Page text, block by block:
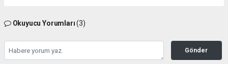
Okuyucu Yorumları(3)
Gönder